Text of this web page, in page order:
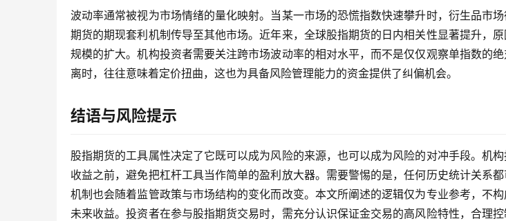
波动率通常被视为市场情绪的量化映射。当某一市场的恐慌指数快速攀升时，衍生品市
期货的期现套利机制传导至其他市场。近年来，全球股指期货的日内相关性显著提升，
规模的扩大。机构投资者需要关注跨市场波动率的相对水平，而不是仅仅观察单指数的
离时，往往意味着定价扭曲，这也为具备风险管理能力的资金提供了纠偏机会。
结语与风险提示
股指期货的工具属性决定了它既可以成为风险的来源，也可以成为风险的对冲手段。机
收益之前，避免把杠杆工具当作简单的盈利放大器。需要警惕的是，任何历史统计关系
机制也会随着监管政策与市场结构的变化而改变。本文所阐述的逻辑仅为专业参考，不
未来收益。投资者在参与股指期货交易时，需充分认识保证金交易的高风险特性，合理